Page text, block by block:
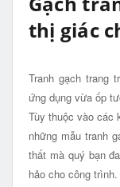
thị giác
Tranh gạch trang
ứng dụng vừa ốp
Tùy thuộc vào các
những mẫu tranh
thất mà quý bạn
hảo cho công trình.